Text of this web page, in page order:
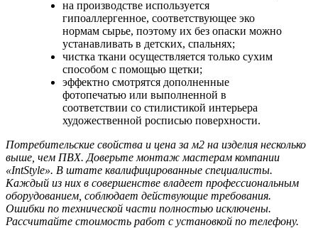
на производстве используется
гипоаллергенное, соответствующее эко
нормам сырье, поэтому их без опаски можно
устанавливать в детских, спальнях;
чистка ткани осуществляется только сухим
способом с помощью щетки;
эффектно смотрятся дополненные
фотопечатью или выполненной в
соответствии со стилистикой интерьера
художественной росписью поверхности.
Потребительские свойства и цена за м2 на изделия несколько
выше, чем ПВХ. Доверьте монтаж мастерам компании
«IntStyle». В штате квалифицированные специалисты.
Каждый из них в совершенстве владеет профессиональным
оборудованием, соблюдает действующие требования.
Ошибки по технической части полностью исключены.
Рассчитайте стоимость работ с установкой по телефону.